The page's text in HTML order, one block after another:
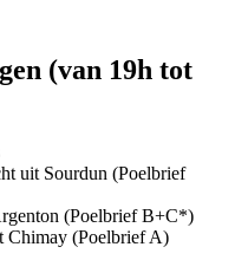
(van 19h tot
uit Sourdun (Poelbrief
(Poelbrief B+C*)
Chimay (Poelbrief A)